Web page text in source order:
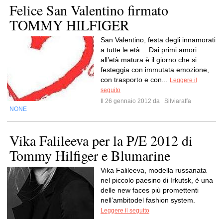
Felice San Valentino firmato
TOMMY HILFIGER
San Valentino, festa degli innamorati
a tutte le età… Dai primi amori
all’età matura è il giorno che si
festeggia con immutata emozione,
con trasporto e con...
Leggere il
seguito
Il 26 gennaio 2012 da
Silviaraffa
NONE
Vika Falileeva per la P/E 2012 di
Tommy Hilfiger e Blumarine
Vika Falileeva, modella russanata
nel piccolo paesino di Irkutsk, è una
delle new faces più promettenti
nell’ambitodel fashion system.
Leggere il seguito